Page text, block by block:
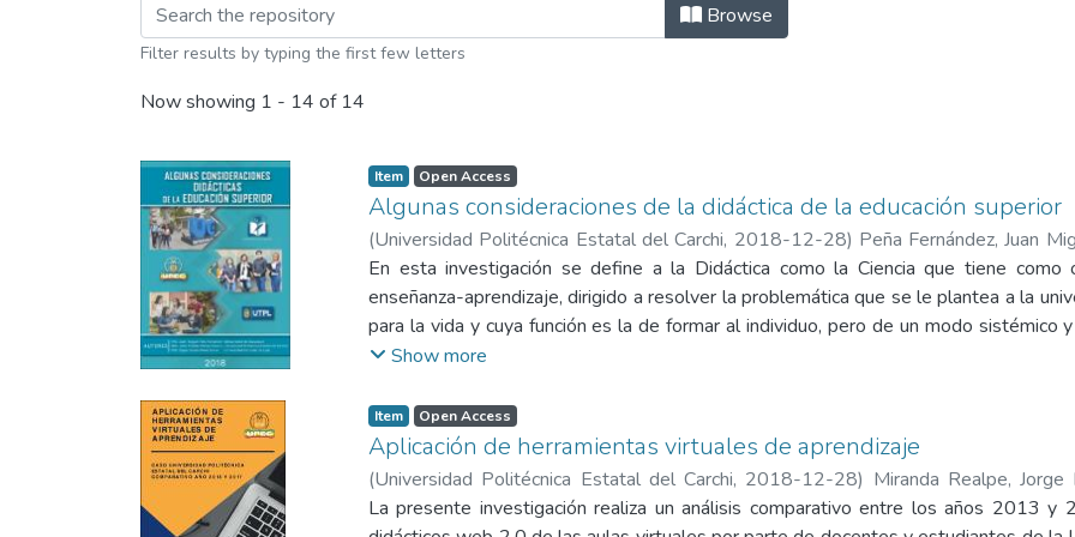
Browsing Publicaciones by TitleBrowse
Filter results by typing the first few letters
Now showing 1 - 14 of 14
Item Open Access
Algunas consideraciones de la didáctica de la educación superior
(Universidad Politécnica Estatal del Carchi, 2018-12-28) Peña Fernández, Juan
Pérez Bravo, Digna Dionisa
En esta investigación se define a la Didáctica como la Ciencia que tiene
enseñanza-aprendizaje, dirigido a resolver la problemática que se le plantea a la
para la vida y cuya función es la de formar al individuo, pero de un modo sistémico
en el instrumento fundamental, dado su carácter sistémico, para satisfacer el
educativa acorde al contexto, condiciones actuales y de calidad. El presente libro
imprescindible para enfrentar la actividad docente, sin sustituir la creatividad e
aprendizaje. Aunque el libro tiene en cuenta la experiencia de los autores,
documental sobre el para qué, el qué y el cómo; mediante, los objetivos, el
con el propósito de buscar alternativas para el debate crítico, no obstante, las
Show more
Item Open Access
Aplicación de herramientas virtuales de aprendizaje
(Universidad Politécnica Estatal del Carchi, 2018-12-28) Miranda Realpe, Jorge
Homero
La presente investigación realiza un análisis comparativo entre los años 2013 y